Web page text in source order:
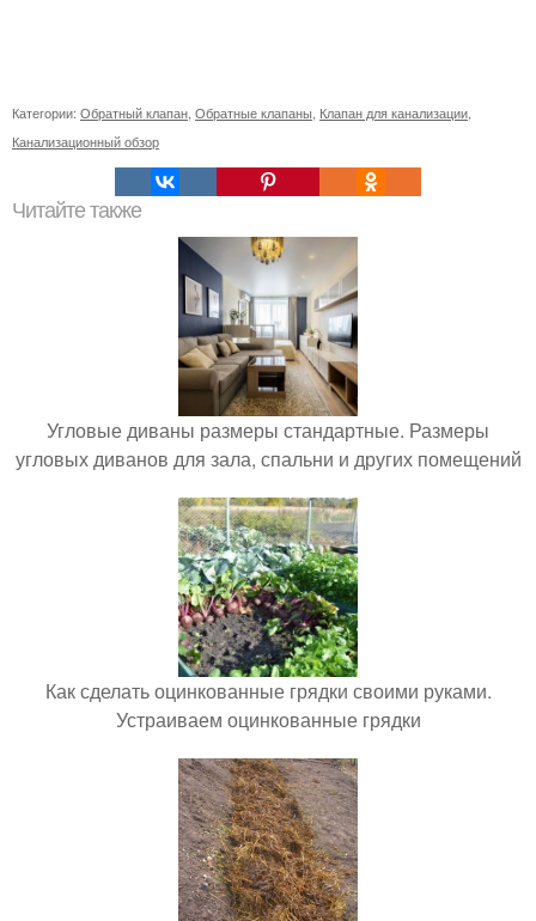
Категории: Обратный клапан Обратные клапаны Клапан для канализации
Канализационный обзор
Читайте также
Угловые диваны размеры стандартные. Размеры
угловых диванов для зала, спальни и других помещений
Как сделать оцинкованные грядки своими руками.
Устраиваем оцинкованные грядки